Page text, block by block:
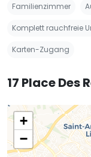
Familienzimmer
Komplett rauchfreie
Karten-Zugang
17 Place Des
+
−